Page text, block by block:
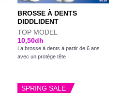
BROSSE À DENTS
DIDDLIDENT
TOP MODEL
10,50dh
La brosse à dents à partir de 6 ans
avec un protège tête
SPRING SALE